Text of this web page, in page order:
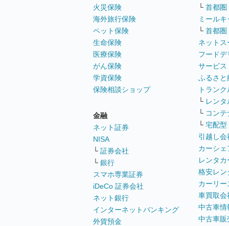
火災保険
海外旅行保険
ペット保険
生命保険
医療保険
がん保険
学資保険
保険相談ショップ
金融
ネット証券
NISA
└ 証券会社
└ 銀行
スマホ専業証券
iDeCo 証券会社
ネット銀行
インターネットバンキング
外貨預金
└ 首都圏
ミールキ
└ 首都圏
ネットス
フード
サービス
ふるさと
トラン
└ レン
└ コンテ
└ 宅配型
引越し会
カーシ
レンタカ
格安レン
カーリー
車買取会
中古車情
中古車販